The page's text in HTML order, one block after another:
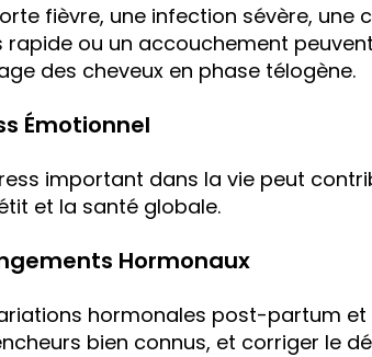
fièvre, une infection sévère,
rapide ou un accouchement
des cheveux en phase télogène.
Émotionnel
important dans la vie peut
et la santé globale.
Hormonaux
hormonales post-partum
bien connus, et corriger le